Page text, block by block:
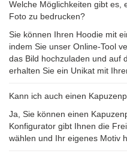
Welche Möglichkeiten gibt es,
Foto zu bedrucken?
Sie können Ihren Hoodie mit
indem Sie unser Online-Tool
das Bild hochzuladen und auf
erhalten Sie ein Unikat mit
Kann ich auch einen
Ja, Sie können einen
Konfigurator gibt Ihnen die
wählen und Ihr eigenes Motiv